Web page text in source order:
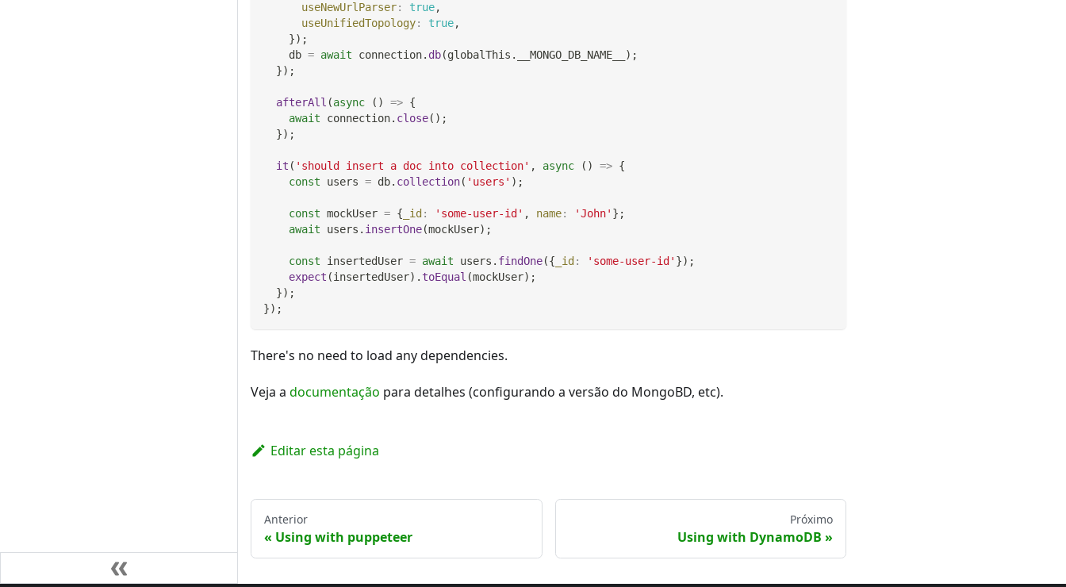
useNewUrlParser: true,
useUnifiedTopology: true,
}) ;
    db
= await connection. db(globalThis . __MONGO_DB_NAME__ ) ;
}) ;
afterAll (async ( ) => {
await connection. close( ) ;
}) ;
it ( 'should insert a doc into collection' , async ( ) => {
const users = db. collection( 'users' ) ;
const mockUser = { _id : 'some-user-id' , name: 'John' } ;
await users . insertOne(mockUser) ;
const insertedUser = await users . findOne({ _id : 'some-user-id' }) ;
expect (insertedUser) . toEqual (mockUser) ;
}) ;
}) ;
There's no need to load any dependencies.
Veja a documentação para detalhes (configurando a versão do MongoBD, etc).
Editar esta página
Anterior
Using with puppeteer
Próximo
Using with DynamoDB